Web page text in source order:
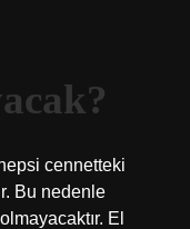
cennetteki
Bu nedenle
El